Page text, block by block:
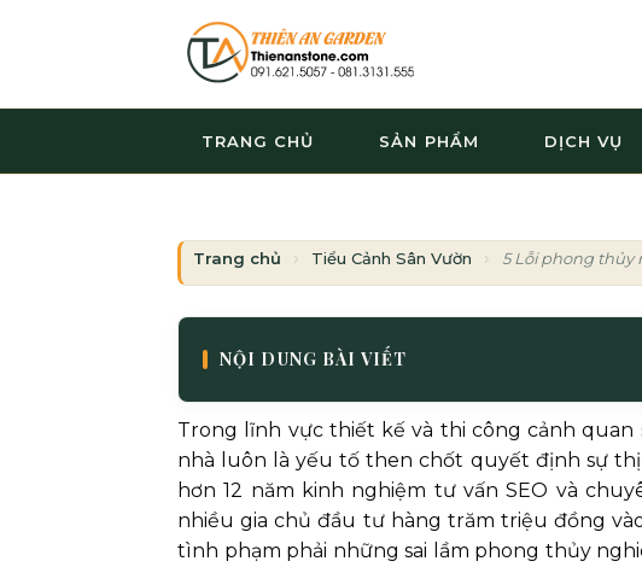
dung
TRANG CHỦ SẢN PHẨM DỊCH VỤ
Trang chủ Tiểu Cảnh Sân Vườn 5 Lỗi phong thủy
NỘI DUNG BÀI VIẾT
Trong lĩnh vực thiết kế và thi công cảnh
nhà luôn là yếu tố then chốt quyết định sự
hơn 12 năm kinh nghiệm tư vấn SEO và
nhiều gia chủ đầu tư hàng trăm triệu đồng
tình phạm phải những sai lầm phong thủy